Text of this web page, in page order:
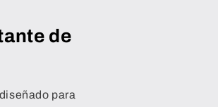
de
para